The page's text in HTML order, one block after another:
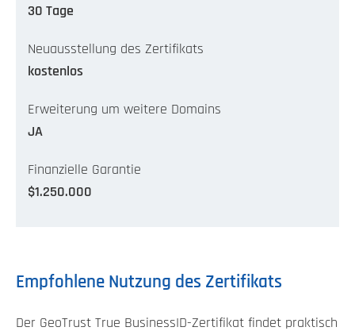
30 Tage
Neuausstellung des Zertifikats
kostenlos
Erweiterung um weitere Domains
JA
Finanzielle Garantie
$1.250.000
Empfohlene Nutzung des Zertifikats
Der GeoTrust True BusinessID-Zertifikat findet praktisch